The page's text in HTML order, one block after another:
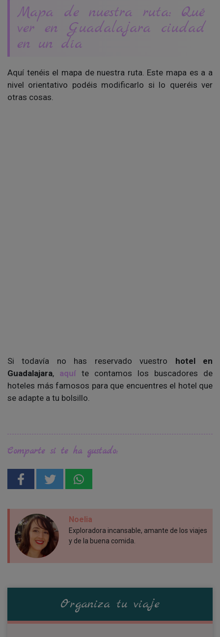
Mapa de nuestra ruta: Qué
ver en Guadalajara ciudad
en un día
Aquí tenéis el mapa de nuestra ruta. Este mapa es a a
nivel orientativo podéis modificarlo si lo queréis ver
otras cosas.
Si todavía no has reservado vuestro hotel en
Guadalajara, aquí te contamos los buscadores de
hoteles más famosos para que encuentres el hotel que
se adapte a tu bolsillo.
Comparte si te ha gustado:
Noelia
Exploradora incansable, amante de los viajes
y de la buena comida.
Organiza tu viaje